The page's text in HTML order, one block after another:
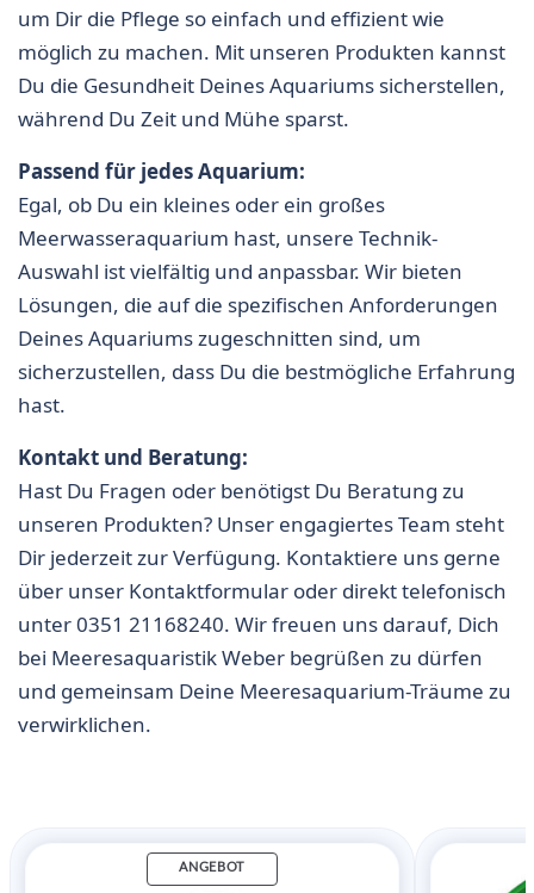
um Dir die Pflege so einfach und effizient wie
möglich zu machen. Mit unseren Produkten kannst
Du die Gesundheit Deines Aquariums sicherstellen,
während Du Zeit und Mühe sparst.
Passend für jedes Aquarium:
Egal, ob Du ein kleines oder ein großes
Meerwasseraquarium hast, unsere Technik-
Auswahl ist vielfältig und anpassbar. Wir bieten
Lösungen, die auf die spezifischen Anforderungen
Deines Aquariums zugeschnitten sind, um
sicherzustellen, dass Du die bestmögliche Erfahrung
hast.
Kontakt und Beratung:
Hast Du Fragen oder benötigst Du Beratung zu
unseren Produkten? Unser engagiertes Team steht
Dir jederzeit zur Verfügung. Kontaktiere uns gerne
über unser Kontaktformular oder direkt telefonisch
unter0351 21168240. Wir freuen uns darauf, Dich
bei Meeresaquaristik Weber begrüßen zu dürfen
und gemeinsam Deine Meeresaquarium-Träume zu
verwirklichen.
ANGEBOT